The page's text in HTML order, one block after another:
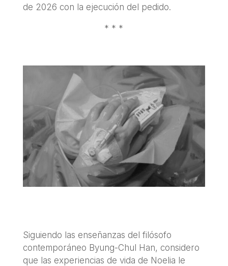
de 2026 con la ejecución del pedido.
* * *
Siguiendo las enseñanzas del filósofo
contemporáneo Byung-Chul Han, considero
que las experiencias de vida de Noelia le